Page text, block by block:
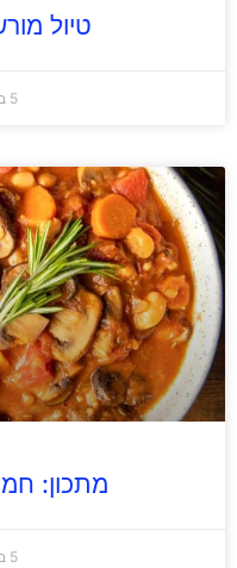
טיול
5 באפריל 2026
מתכון:
5 באפריל 2026